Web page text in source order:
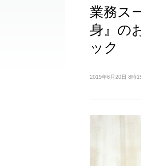
業務ス
身』の
ック
2019年6月20日 8時